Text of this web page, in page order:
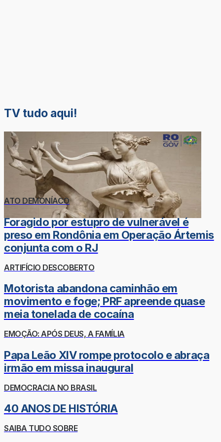
TV tudo aqui!
ATO DEMONÍACO
Foragido por estupro de vulnerável é
preso em Rondônia em Operação Ártemis
conjunta com o RJ
ARTIFÍCIO DESCOBERTO
Motorista abandona caminhão em
movimento e foge; PRF apreende quase
meia tonelada de cocaína
EMOÇÃO: APÓS DEUS, A FAMÍLIA
Papa Leão XIV rompe protocolo e abraça
irmão em missa inaugural
DEMOCRACIA NO BRASIL
40 ANOS DE HISTÓRIA
SAIBA TUDO SOBRE